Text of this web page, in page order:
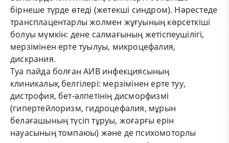
бірнеше түрде өтеді (жетекші синдром). Нәрестеде
трансплацентарлы жолмен жұғуының көрсеткіші
болуы мүмкін: дене салмағының жетіспеушілігі,
мерзімінен ерте туылуы, микроцефалия,
дискрания.
Туа пайда болған АИВ инфекциясының
клиникалық белгілері: мерзімінен ерте туу,
дистрофия, бет-әлпетінің дисморфизмі
(гипертейлоризм, гидроцефалия, мұрын
белағашының түсіп тұруы, жоғарғы ерін
науасының томпаюы) және де психомоторлы